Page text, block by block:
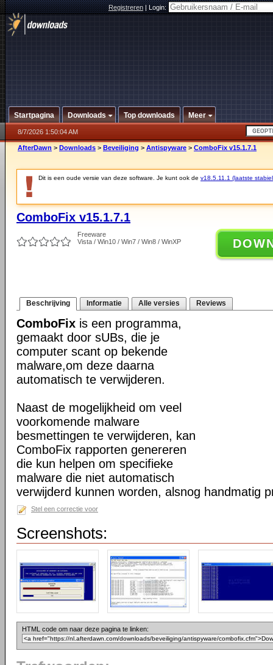
Registreren|Login:
Startpagina Downloads Top downloads Meer
8/7/2026 1:50:04 AM
AfterDawn > Downloads > Beveiliging > Antispyware > ComboFix v15.1.7.1
Dit is een oude versie van deze software. Je kunt ook de v18.5.11.1 (laatste
ComboFix v15.1.7.1
Freeware
Vista / Win10 / Win7 / Win8 / WinXP
Beschrijving Informatie Alle versies Reviews
ComboFix is een programma,
gemaakt door sUBs, die je
computer scant op bekende
malware,om deze daarna
automatisch te verwijderen.
Naast de mogelijkheid om veel
voorkomende malware
besmettingen te verwijderen, kan
ComboFix rapporten genereren
die kun helpen om specifieke
malware die niet automatisch
verwijderd kunnen worden, alsnog handmatig
Stel een correctie voor
Screenshots:
HTML code om naar deze pagina te linken: